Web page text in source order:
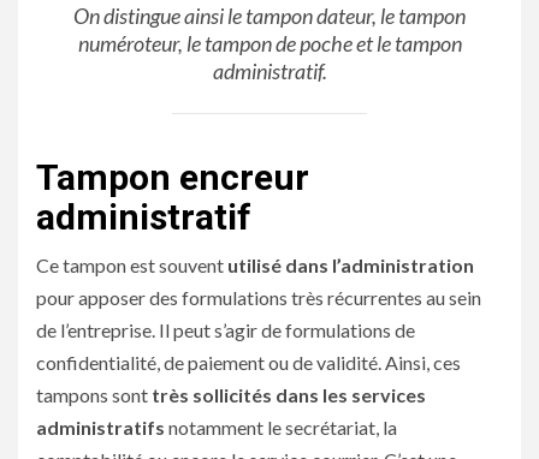
On distingue ainsi le tampon dateur, le tampon
numéroteur, le tampon de poche et le tampon
administratif.
Tampon encreur
administratif
Ce tampon est souvent utilisé dans l’administration
pour apposer des formulations très récurrentes au sein
de l’entreprise. Il peut s’agir de formulations de
confidentialité, de paiement ou de validité. Ainsi, ces
tampons sont très sollicités dans les services
administratifs notamment le secrétariat, la